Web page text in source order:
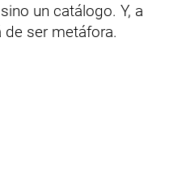
un catálogo. Y, a
de ser metáfora.